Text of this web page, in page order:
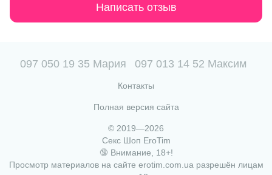
Написать отзыв
097 050 19 35 Мария 097 013 14 52 Максим
Контакты
Полная версия сайта
© 2019—2026
Секс Шоп EroTim
🔞 Внимание, 18+!
Просмотр материалов на сайте erotim.com.ua разрешён лицам